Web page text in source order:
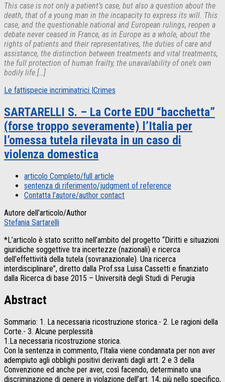
This case is not only a patient’s case, but also a question about the
death, that of a young man in the incapacity to express its will. This
case, and the questionable national and European rulings, reopen a
debate never ceased in France, as in Europe as a whole, about the
rights of patients and their representatives, the duties of care and
assistance, the distinction between treatments and vital treatments,
the full protection of human frailty, the unavailability of one’s own
bodily life.[…]
Le fattispecie incriminatrici |Crimes
SARTARELLI S. – La Corte EDU “bacchetta”
(forse troppo severamente) l’Italia per
l’omessa tutela rilevata in un caso di
violenza domestica
articolo Completo/full article
sentenza di riferimento/judgment of reference
Contatta l’autore/author contact
Autore dell’articolo/Author
Stefania Sartarelli
*L’articolo è stato scritto nell’ambito del progetto “Diritti e situazioni
giuridiche soggettive tra incertezze (nazionali) e ricerca
dell’effettività della tutela (sovranazionale). Una ricerca
interdisciplinare”, diretto dalla Prof.ssa Luisa Cassetti e finanziato
dalla Ricerca di base 2015 – Università degli Studi di Perugia
Abstract
Sommario: 1. La necessaria ricostruzione storica.- 2. Le ragioni della
Corte.- 3. Alcune perplessità
1.La necessaria ricostruzione storica.
Con la sentenza in commento, l’Italia viene condannata per non aver
adempiuto agli obblighi positivi derivanti dagli artt. 2 e 3 della
Convenzione ed anche per aver, così facendo, determinato una
discriminazione di genere in violazione dell’art. 14; più nello specifico,